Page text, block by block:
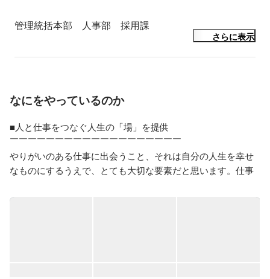
管理統括本部　人事部　採用課
さらに表示
なにをやっているのか
■人と仕事をつなぐ人生の「場」を提供
￣￣￣￣￣￣￣￣￣￣￣￣￣￣￣￣￣￣￣
やりがいのある仕事に出会うこと、それは自分の人生を幸せ
なものにするうえで、とても大切な要素だと思います。仕事
る場であり、リングであり、またときには舞台であるかもし